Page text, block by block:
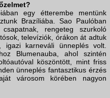
egy étterembe mentünk
Brazíliába. Sao Paulóban
rengeteg szurkoló
televíziók, órákon át adtuk
igazi karneváli ünneplés volt.
Blumenauba, ahol szintén
köszöntött, mint friss
ünneplés fantasztikus érzés
városom körében nagyon